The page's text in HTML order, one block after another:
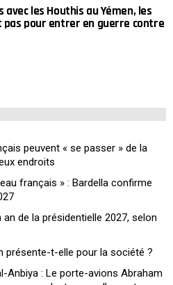
les Houthis au Yémen, les
pas pour entrer en guerre contre
peuvent « se passer » de la
endroits
français » : Bardella confirme
de la présidentielle 2027, selon
présente-t-elle pour la société ?
Anbiya : Le porte-avions Abraham